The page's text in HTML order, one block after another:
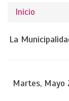
Se
usted
Inicio
La
Martes, Mayo